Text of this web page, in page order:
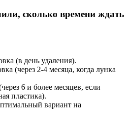
сколько времени ждать
(в день удаления).
(через 2-4 месяца, когда лунка
6 и более месяцев, если
пластика).
вариант на